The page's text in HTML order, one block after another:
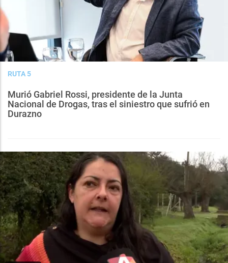
RUTA 5
Murió Gabriel Rossi, presidente de la Junta
Nacional de Drogas, tras el siniestro que sufrió en
Durazno